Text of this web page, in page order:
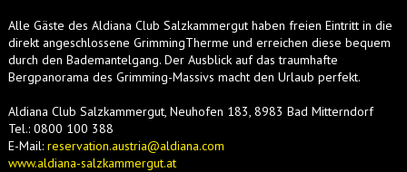
Alle Gäste des Aldiana Club Salzkammergut haben freien Eintritt in die
direkt angeschlossene GrimmingTherme und erreichen diese bequem
durch den Bademantelgang. Der Ausblick auf das traumhafte
Bergpanorama des Grimming-Massivs macht den Urlaub perfekt.
Aldiana Club Salzkammergut, Neuhofen 183, 8983 Bad Mitterndorf
Tel.: 0800 100 388
E-Mail: reservation.austria@aldiana.com
www.aldiana-salzkammergut.at